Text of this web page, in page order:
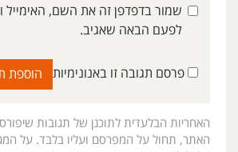
שמור בדפדפן זה את השם, האימייל
לפעם הבאה שאגיב.
פרסם תגובה זו באנונימיות
האחריות הבלעדית לתוכנן של תגובות
האתר, תחול על המפרסם ועליו בלבד. על